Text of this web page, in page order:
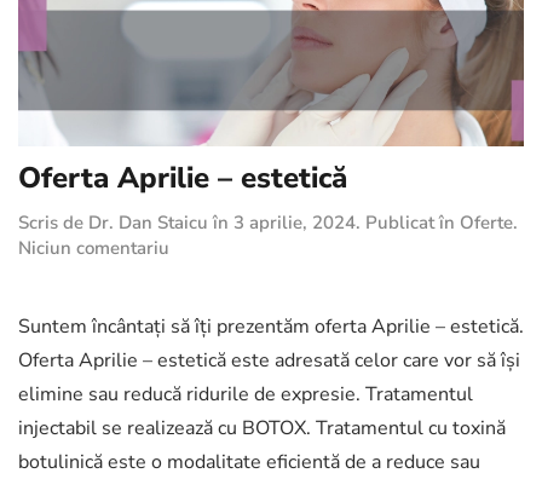
Oferta Aprilie – estetică
Scris de Dr. Dan Staicu în 3 aprilie, 2024. Publicat în Oferte.
Niciun comentariu
–
estetică
Suntem încântați să îți prezentăm oferta Aprilie – estetică.
Oferta Aprilie – estetică este adresată celor care vor să își
elimine sau reducă ridurile de expresie. Tratamentul
injectabil se realizează cu BOTOX. Tratamentul cu toxină
botulinică este o modalitate eficientă de a reduce sau